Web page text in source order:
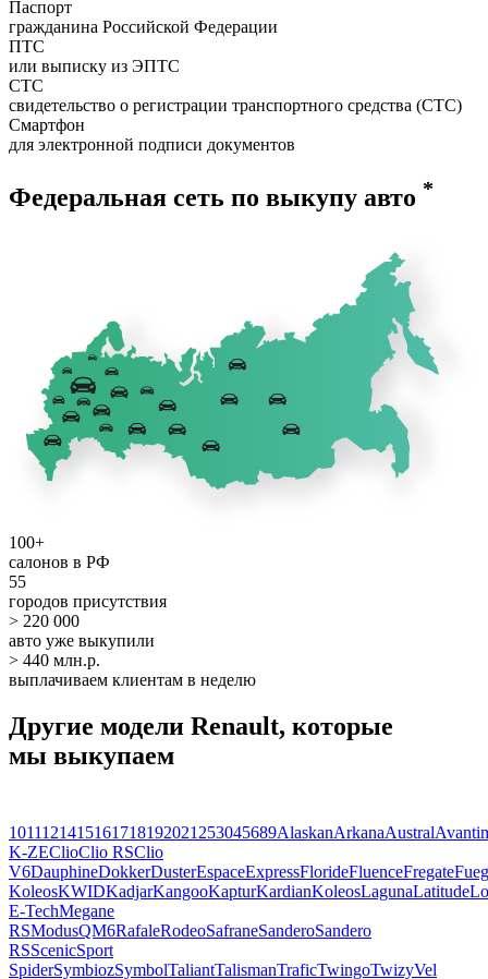
Паспорт
гражданина Российской Федерации
ПТС
или выписку из ЭПТС
СТС
свидетельство о регистрации транспортного средства (СТС)
Смартфон
для электронной подписи документов
Федеральная сеть по выкупу авто *
100+
салонов в РФ
55
городов присутствия
> 220 000
авто уже выкупили
> 440 млн.р.
выплачиваем клиентам в неделю
Другие модели Renault, которые
мы выкупаем
1011121415161718192021 253045689AlaskanArkanaAustral
K-ZEClioClio RSClio
V6DauphineDokkerDusterEspaceExpressFlorideFluenceFregate
KoleosKWIDKadjarKangooKapturKardianKoleosLagunaLatitude
E-TechMegane
RSModusQM6RafaleRodeoSafraneSanderoSandero
RSScenicSport
SpiderSymbiozSymbolTaliantTalismanTraficTwingoTwizyVel